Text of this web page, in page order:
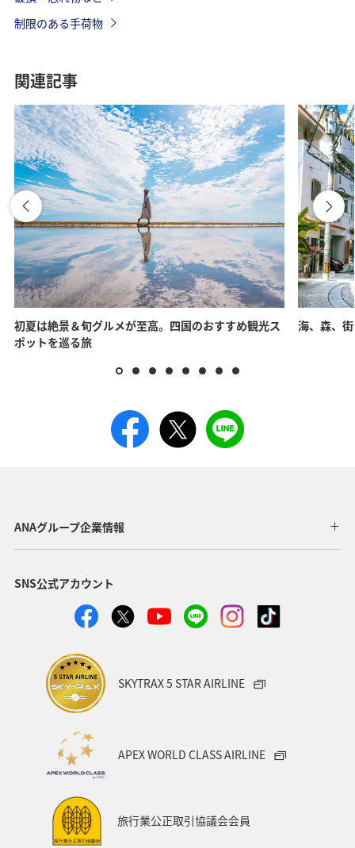
制限のある手荷物
関連記事
初夏は絶景＆旬グルメが至高。四国のおすすめ観光ス
ポットを巡る旅
海、森、
ANAグループ企業情報
SNS公式アカウント
SKYTRAX 5 STAR AIRLINE
APEX WORLD CLASS AIRLINE
旅行業公正取引協議会会員